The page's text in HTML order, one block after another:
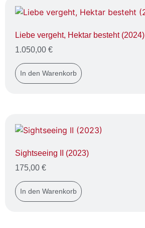
Liebe vergeht, Hektar besteht (2024)
1.050,00 €
In den Warenkorb
Sightseeing II (2023)
175,00 €
In den Warenkorb